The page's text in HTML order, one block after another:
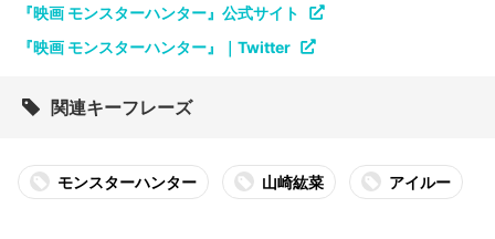
『映画 モンスターハンター』公式サイト
『映画 モンスターハンター』｜Twitter
関連キーフレーズ
モンスターハンター 山崎紘菜 アイルー